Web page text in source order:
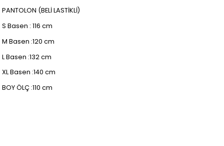
PANTOLON (BELİ LASTİKLİ)
S Basen : 116 cm
M Basen :120 cm
L Basen :132 cm
XL Basen :140 cm
BOY ÖLÇ :110 cm